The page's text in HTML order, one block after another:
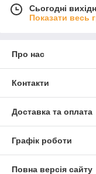
Сьогодні
Показати весь
Про нас
Контакти
Доставка та оплата
Графік роботи
Повна версія сайту